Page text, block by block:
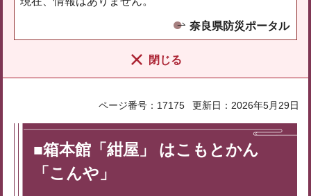
奈良県防災ポータル
閉じる
ページ番号：17175 更新日：2026年5月29日
■箱本館「紺屋」 はこもとかん
「こんや」